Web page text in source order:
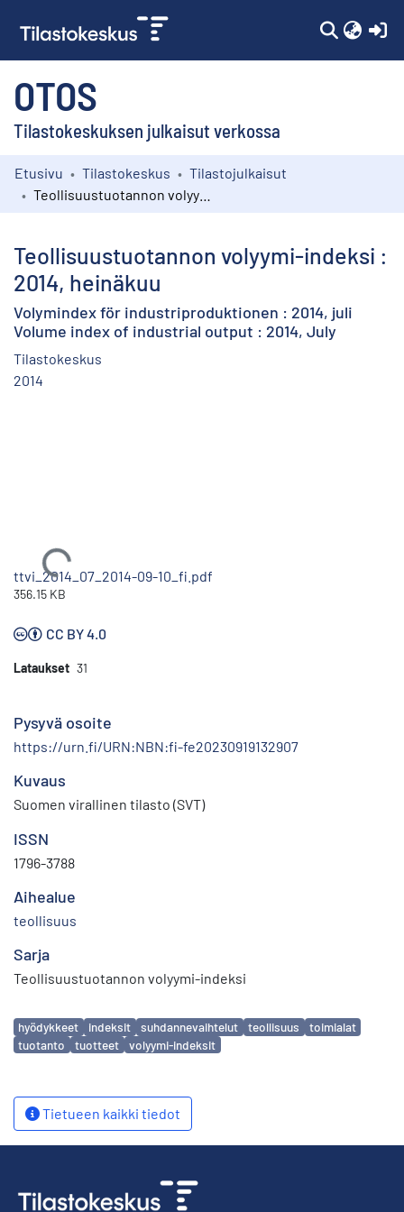
OTOS
Tilastokeskuksen julkaisut verkossa
Kokoelmat
Etusivu Tilastokeskus
Tilastojulkaisut
Teollisuustuotannon volyymi-indeksi :
2014, heinäkuu
Volymindex för industriproduktionen : 2014, juli
Volume index of industrial output : 2014, July
Tilastokeskus
2014
Ladataan...
ttvi_2014_07_2014-09-10_fi.pdf
356.15 KB
CC BY 4.0
Lataukset 31
Pysyvä osoite
https://urn.fi/URN:NBN:fi-fe20230919132907
Kuvaus
Suomen virallinen tilasto (SVT)
ISSN
1796-3788
Aihealue
teollisuus
Sarja
Teollisuustuotannon volyymi-indeksi
Avainsanat
hyödykkeet indeksit suhdannevaihtelut teollisuus
toimialat
tuotanto
tuotteet volyymi-indeksit
Tietueen kaikki tiedot